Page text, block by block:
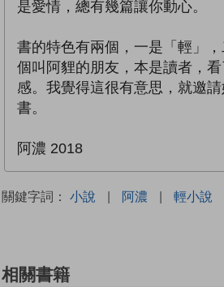
是愛情，總有幾篇讓你動心。
書的特色有兩個，一是「輕」
個叫阿貍的朋友，本是讀者，
感。我覺得這很有意思，就邀
書。
阿濃 2018
關鍵字詞： 小說 | 阿濃 | 輕小說
相關書籍